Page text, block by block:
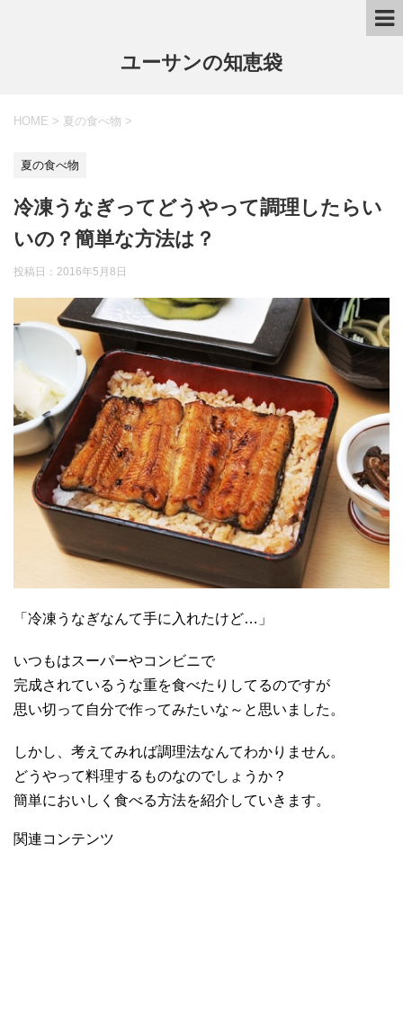
ユーサンの知恵袋
HOME > 夏の食べ物 >
夏の食べ物
冷凍うなぎってどうやって調理したらい
いの？簡単な方法は？
投稿日： 2016年5月8日
「冷凍うなぎなんて手に入れたけど…」
いつもはスーパーやコンビニで
完成されているうな重を食べたりしてるのですが
思い切って自分で作ってみたいな～と思いました。
しかし、考えてみれば調理法なんてわかりません。
どうやって料理するものなのでしょうか？
簡単においしく食べる方法を紹介していきます。
関連コンテンツ